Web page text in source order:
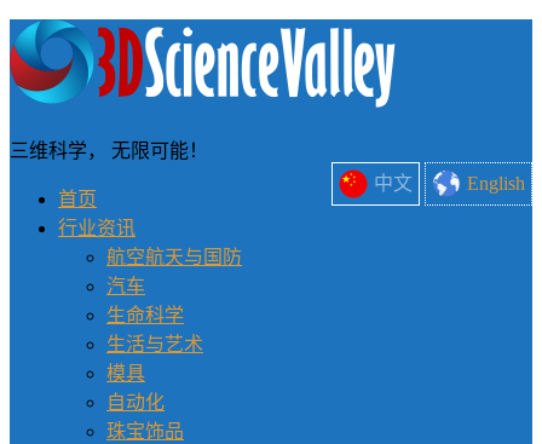
中文 English
三维科学， 无限可能！
首页
行业资讯
航空航天与国防
汽车
生命科学
生活与艺术
模具
自动化
珠宝饰品